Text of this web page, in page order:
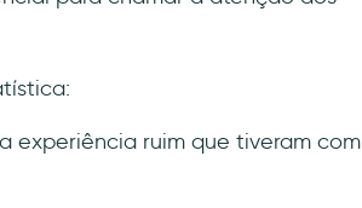
experiência ruim que tiveram com